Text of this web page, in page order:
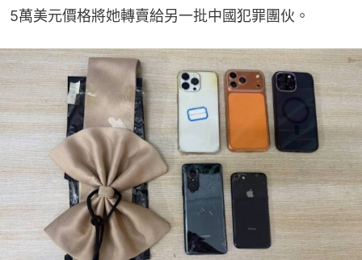
5萬美元價格將她轉賣給另一批中國犯罪團伙。